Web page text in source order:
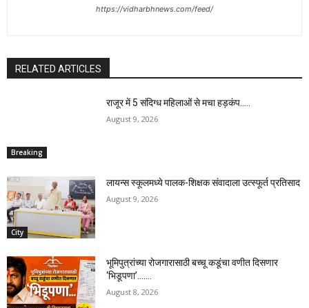
https://vidharbhnews.com/feed/
RELATED ARTICLES
Breaking
राजूर में 5 संदिग्ध महिलाओं से मचा हड़कंप…..
August 9, 2026
City
लायन्स स्कूलमध्ये पालक-शिक्षक संवादाला उत्स्फूर्त प्रतिसाद
August 9, 2026
भूमिपुत्रांच्या रोजगारासाठी बच्चू कडूंचा वणीत दिसणार
‘भिडूपणा’…….
August 8, 2026